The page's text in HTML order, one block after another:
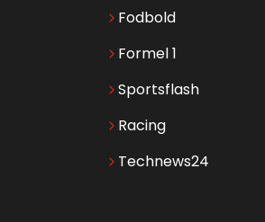
Fodbold
Formel 1
Sportsflash
Racing
Technews24